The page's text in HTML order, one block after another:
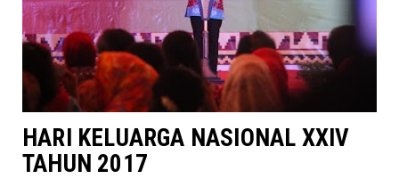
HARI KELUARGA NASIONAL XXIV
TAHUN 2017